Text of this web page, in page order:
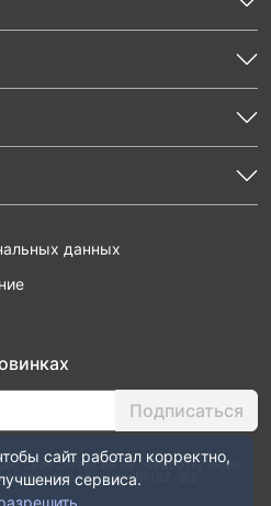
данных
Подписаться
свое согласие на обработку моих
с законом №152-ФЗ
сайт работал корректно,
сервиса.